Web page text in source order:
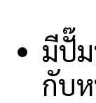
มีปั๊
กับ